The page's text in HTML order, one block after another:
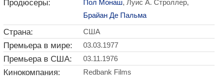
Продюсеры: Пол Монаш, Луис А. Строллер,
Брайан Де Пальма
Страна: США
Премьера в мире: 03.03.1977
Премьера в США: 03.11.1976
Кинокомпания: Redbank Films